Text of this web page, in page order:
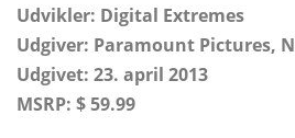
Udvikler: Digital Extremes
Udgiver: Paramount Pictures,
Udgivet: 23. april 2013
MSRP: $ 59.99